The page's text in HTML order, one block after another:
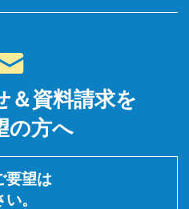
＆資料請求を
の方へ
要望は
。